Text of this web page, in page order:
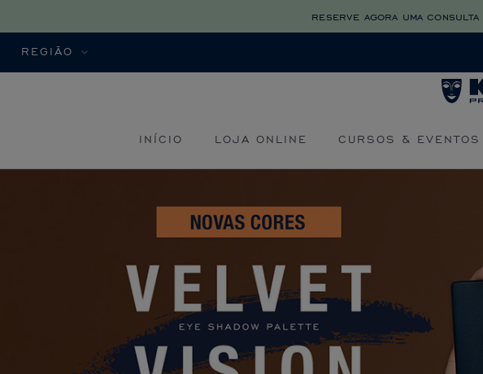
reserve agora uma
REGIÃO
INÍCIO LOJA ONLINE CURSOS & EVENTOS